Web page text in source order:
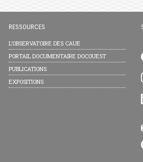
RESSOURCES
L’OBSERVATOIRE DES CAUE
PORTAIL DOCUMENTAIRE DOCOUEST
PUBLICATIONS
EXPOSITIONS